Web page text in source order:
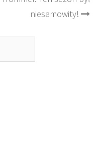
niesamowity!